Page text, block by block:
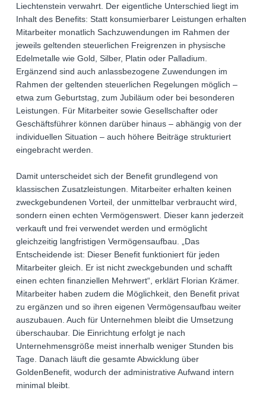
Liechtenstein verwahrt. Der eigentliche Unterschied liegt im
Inhalt des Benefits: Statt konsumierbarer Leistungen erhalten
Mitarbeiter monatlich Sachzuwendungen im Rahmen der
jeweils geltenden steuerlichen Freigrenzen in physische
Edelmetalle wie Gold, Silber, Platin oder Palladium.
Ergänzend sind auch anlassbezogene Zuwendungen im
Rahmen der geltenden steuerlichen Regelungen möglich –
etwa zum Geburtstag, zum Jubiläum oder bei besonderen
Leistungen. Für Mitarbeiter sowie Gesellschafter oder
Geschäftsführer können darüber hinaus – abhängig von der
individuellen Situation – auch höhere Beiträge strukturiert
eingebracht werden.
Damit unterscheidet sich der Benefit grundlegend von
klassischen Zusatzleistungen. Mitarbeiter erhalten keinen
zweckgebundenen Vorteil, der unmittelbar verbraucht wird,
sondern einen echten Vermögenswert. Dieser kann jederzeit
verkauft und frei verwendet werden und ermöglicht
gleichzeitig langfristigen Vermögensaufbau. „Das
Entscheidende ist: Dieser Benefit funktioniert für jeden
Mitarbeiter gleich. Er ist nicht zweckgebunden und schafft
einen echten finanziellen Mehrwert“, erklärt Florian Krämer.
Mitarbeiter haben zudem die Möglichkeit, den Benefit privat
zu ergänzen und so ihren eigenen Vermögensaufbau weiter
auszubauen. Auch für Unternehmen bleibt die Umsetzung
überschaubar. Die Einrichtung erfolgt je nach
Unternehmensgröße meist innerhalb weniger Stunden bis
Tage. Danach läuft die gesamte Abwicklung über
GoldenBenefit, wodurch der administrative Aufwand intern
minimal bleibt.